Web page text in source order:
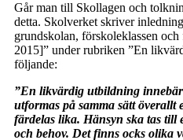
Går man till Skollagen och
detta. Skolverket skriver
grundskolan, förskoleklassen
2015]” under rubriken ”En
följande:
”En likvärdig utbildning
utformas på samma sätt överallt
färdelas lika. Hänsyn ska tas till
och behov. Det finns ocks olika